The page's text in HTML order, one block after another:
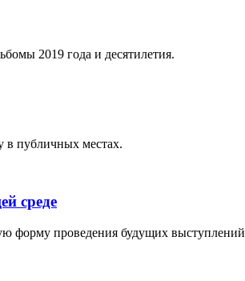
2019 года и десятилетия.
в публичных местах.
среде
форму проведения будущих